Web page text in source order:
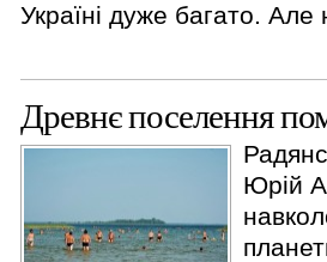
Україні дуже багато. Але
Древнє поселення
Юрій